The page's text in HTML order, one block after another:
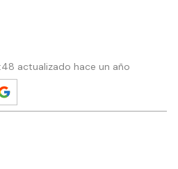
actualizado hace un año